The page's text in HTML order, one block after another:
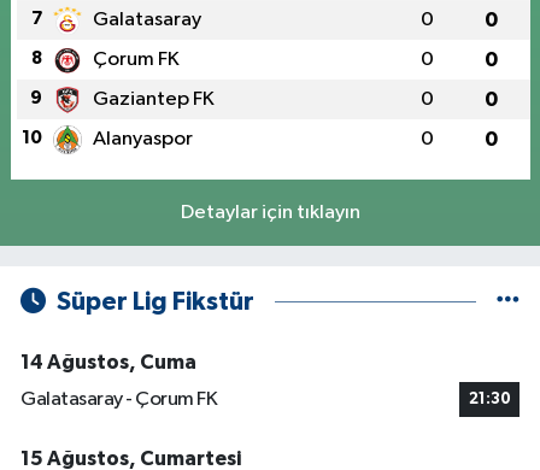
7 Galatasaray 0 0
8 Çorum FK 0 0
9 Gaziantep FK 0 0
10 Alanyaspor 0 0
Detaylar için tıklayın
Süper Lig Fikstür
14 Ağustos, Cuma
Galatasaray - Çorum FK
21:30
15 Ağustos, Cumartesi